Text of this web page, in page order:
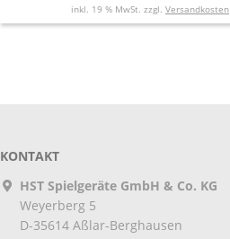
inkl. 19 % MwSt. zzgl. Versandkosten
KONTAKT
HST Spielgeräte GmbH & Co. KG
Weyerberg 5
D-35614 Aßlar-Berghausen